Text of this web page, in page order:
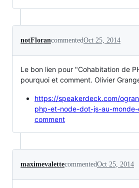
notFlorancommentedOct 25, 2014
Le bon lien pour "Cohabitation de
pourquoi et comment. Olivier
https://speakerdeck.com/
php-et-node-dot-js-au-
comment
maximevalettecommentedOct 25, 2014